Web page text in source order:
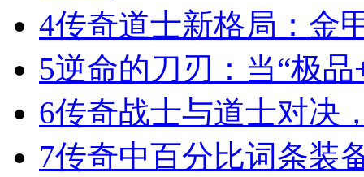
4传奇道士新格局：金
5逆命的刀刃：当“极
6传奇战士与道士对决
7传奇中百分比词条装